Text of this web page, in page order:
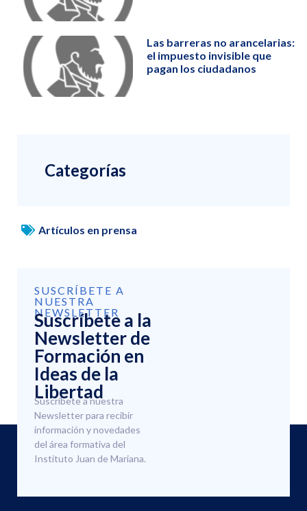
Las barreras no arancelarias:
el impuesto invisible que
pagan los ciudadanos
Categorías
Artículos en prensa
SUSCRÍBETE A
NUESTRA
NEWSLETTER
Suscríbete a la
Newsletter de
Formación en
Ideas de la
Libertad
Suscríbete a nuestra
Newsletter para recibir
información y novedades
del área formativa del
Instituto Juan de Mariana.